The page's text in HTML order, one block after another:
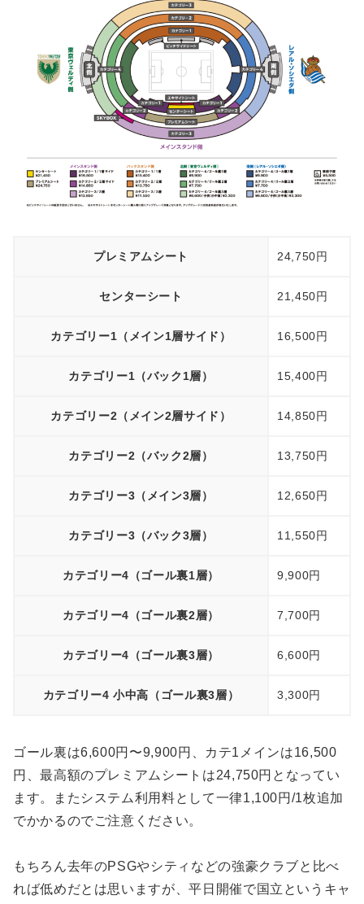
プレミアムシート 24,750円
センターシート 21,450円
カテゴリー1（メイン1層サイド） 16,500円
カテゴリー1（バック1層） 15,400円
カテゴリー2（メイン2層サイド） 14,850円
カテゴリー2（バック2層） 13,750円
カテゴリー3（メイン3層） 12,650円
カテゴリー3（バック3層） 11,550円
カテゴリー4（ゴール裏1層） 9,900円
カテゴリー4（ゴール裏2層） 7,700円
カテゴリー4（ゴール裏3層） 6,600円
カテゴリー4 小中高（ゴール裏3層） 3,300円
ゴール裏は6,600円〜9,900円、カテ1メインは16,500
円、最高額のプレミアムシートは24,750円となってい
ます。またシステム利用料として一律1,100円/1枚追加
でかかるのでご注意ください。
もちろん去年のPSGやシティなどの強豪クラブと比べ
れば低めだとは思いますが、平日開催で国立というキャ